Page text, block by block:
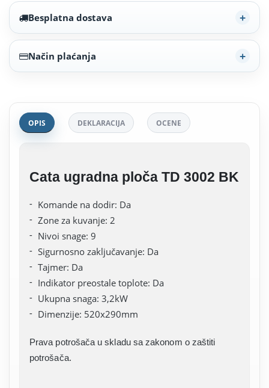
Besplatna dostava
Način plaćanja
OPIS DEKLARACIJA OCENE
Cata ugradna ploča TD 3002 BK
Komande na dodir: Da
Zone za kuvanje: 2
Nivoi snage: 9
Sigurnosno zaključavanje: Da
Tajmer: Da
Indikator preostale toplote: Da
Ukupna snaga: 3,2kW
Dimenzije: 520x290mm
Prava potrošača u skladu sa zakonom o zaštiti
potrošača.